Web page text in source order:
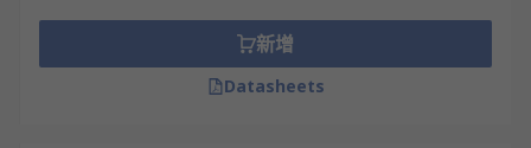
新增
Datasheets